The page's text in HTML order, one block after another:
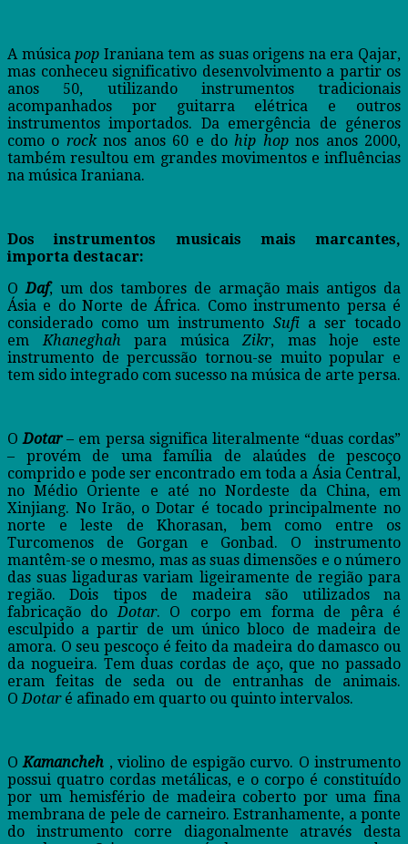
A músicapop Iraniana tem as suas origens na era Qajar,
mas conheceu significativo desenvolvimento a partir os
anos 50, utilizando instrumentos tradicionais
acompanhados por guitarra elétrica e outros
instrumentos importados. Da emergência de géneros
como o rocknos anos 60 e dohip hopnos anos 2000,
também resultou em grandes movimentos e influências
na música Iraniana.
Dos instrumentos musicais mais marcantes,
importa destacar:
O Daf, um dos tambores de armação mais antigos da
Ásia e do Norte de África. Como instrumento persa é
considerado como um instrumento Sufia ser tocado
emKhaneghah para músicaZikr, mas hoje este
instrumento de percussão tornou-se muito popular e
tem sido integrado com sucesso na música de arte persa.
O Dotar– em persa significa literalmente “duas cordas”
– provém de uma família de alaúdes de pescoço
comprido e pode ser encontrado em toda a Ásia Central,
no Médio Oriente e até no Nordeste da China, em
Xinjiang. No Irão, o Dotar é tocado principalmente no
norte e leste de Khorasan, bem como entre os
Turcomenos de Gorgan e Gonbad. O instrumento
mantêm-se o mesmo, mas as suas dimensões e o número
das suas ligaduras variam ligeiramente de região para
região. Dois tipos de madeira são utilizados na
fabricação doDotar. O corpo em forma de pêra é
esculpido a partir de um único bloco de madeira de
amora. O seu pescoço é feito da madeira do damasco ou
da nogueira. Tem duas cordas de aço, que no passado
eram feitas de seda ou de entranhas de animais.
ODotaré afinado em quarto ou quinto intervalos.
O Kamancheh , violino de espigão curvo. O instrumento
possui quatro cordas metálicas, e o corpo é constituído
por um hemisfério de madeira coberto por uma fina
membrana de pele de carneiro. Estranhamente, a ponte
do instrumento corre diagonalmente através desta